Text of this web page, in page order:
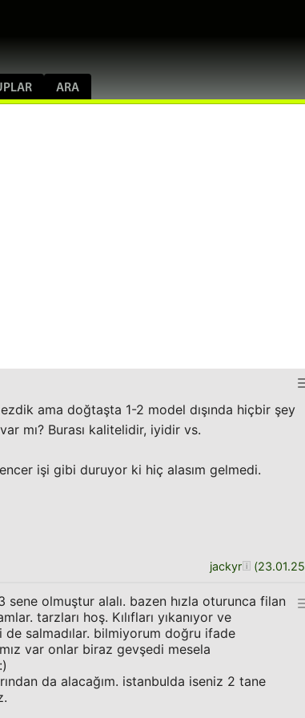
ARA
ama doğtaşta 1-2 model dışında hiçbir şey
mı? Burası kalitelidir, iyidir vs.
işi gibi duruyor ki hiç alasım gelmedi.
jackyr (23.01.25
olmuştur alalı. bazen hızla oturunca filan
tarzları hoş. Kılıfları yıkanıyor ve
salmadılar. bilmiyorum doğru ifade
var onlar biraz gevşedi mesela
da alacağım. istanbulda iseniz 2 tane